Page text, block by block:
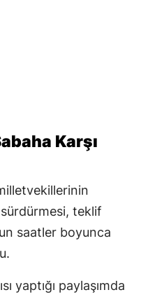
Karşı
sürdürmesi, teklif
saatler boyunca
yaptığı paylaşımda